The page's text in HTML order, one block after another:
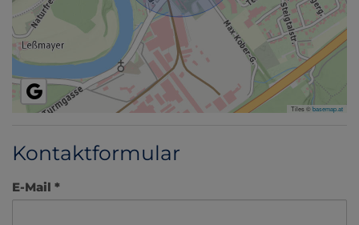
Tiles ©basemap.at
Kontaktformular
E-Mail